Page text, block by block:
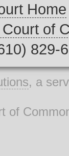
Home
of
829-
, a
of